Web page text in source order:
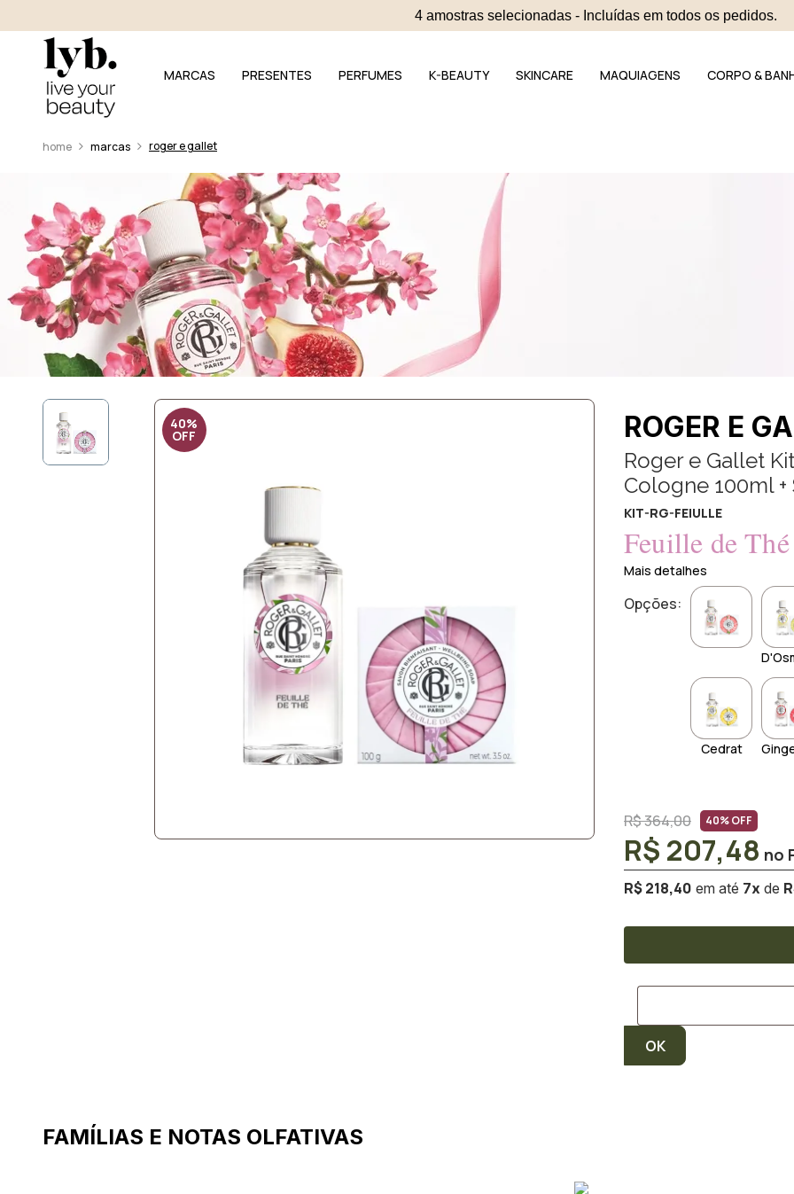
4 amostras selecionadas - Incluídas em todos os pedidos.
MARCAS PRESENTES PERFUMES K-BEAUTY SKINCARE MAQUIAGENS CORPO &
marcas roger e gallet
40%
OFF ROGER E
Roger e Gallet
Cologne 100ml
KIT-RG-FEIULLE
Feuille de Thé
Mais detalhes
Opções:
Cedrat
R$ 364,00 40% OFF
R$ 218,40 7x
R$ 207,48
FAMÍLIAS E NOTAS OLFATIVAS